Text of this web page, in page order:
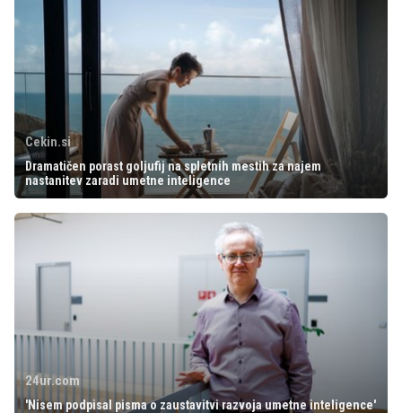
Cekin.si
Dramatičen porast goljufij na spletnih mestih za najem
nastanitev zaradi umetne inteligence
24ur.com
'Nisem podpisal pisma o zaustavitvi razvoja umetne inteligence'